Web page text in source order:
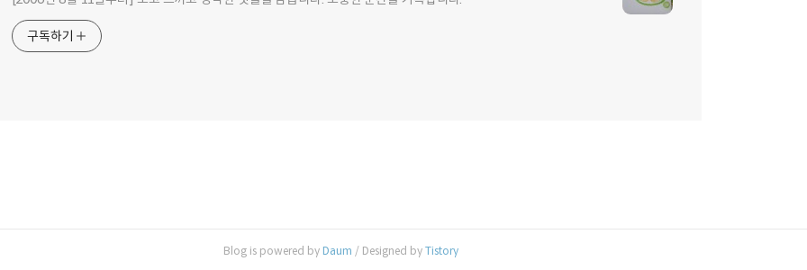
구독하기
Blog is powered by Daum / Designed byTistory